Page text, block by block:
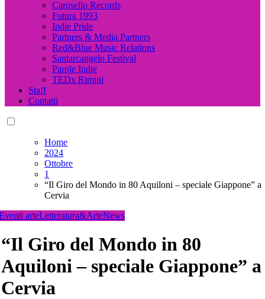
Carosello Records
Futura 1993
Indie Pride
Partners & Media Partners
Red&Blue Music Relations
Santarcangelo Festival
Parole Indie
TEDx Rimini
Staff
Contatti
Home
2024
Ottobre
1
“Il Giro del Mondo in 80 Aquiloni – speciale Giappone” a
Cervia
arteLetteratura&ArteNews
“Il Giro del Mondo in 80
Aquiloni – speciale Giappone” a
Cervia